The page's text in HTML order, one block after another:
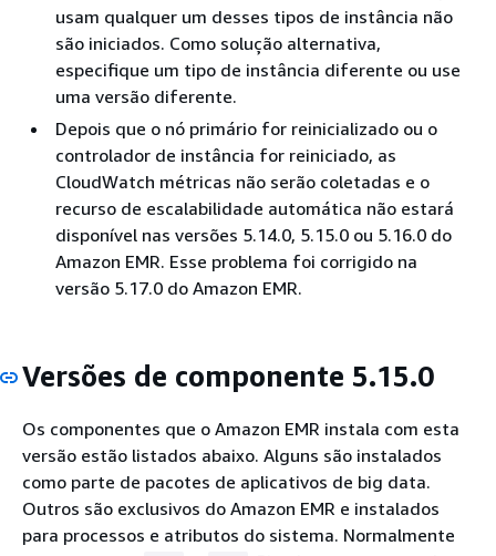
usam qualquer um desses tipos de instância não
são iniciados. Como solução alternativa,
especifique um tipo de instância diferente ou use
uma versão diferente.
Depois que o nó primário for reinicializado ou o
controlador de instância for reiniciado, as
CloudWatch métricas não serão coletadas e o
recurso de escalabilidade automática não estará
disponível nas versões 5.14.0, 5.15.0 ou 5.16.0 do
Amazon EMR. Esse problema foi corrigido na
versão 5.17.0 do Amazon EMR.
Versões de componente 5.15.0
Os componentes que o Amazon EMR instala com esta
versão estão listados abaixo. Alguns são instalados
como parte de pacotes de aplicativos de big data.
Outros são exclusivos do Amazon EMR e instalados
para processos e atributos do sistema. Normalmente